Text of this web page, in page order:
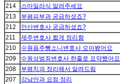
214
스마일라식 알려주세요
213
부평피부과 궁금하셨죠?
212
안산변호사 궁금하셨죠?
211
제주변호사 짧게 정리함
210
수원음주뺑소니변호사 모아봤어요
209
수원성범죄변호사 한줄로 요약했어요
208
부평치과 정리해서 알려드림
207
강남안과 요점 정리